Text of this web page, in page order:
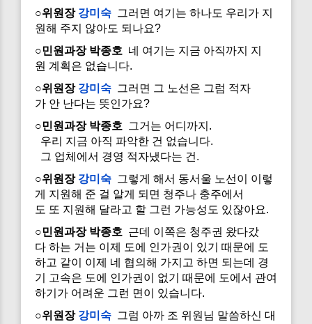
○위원장 강미숙 그러면 여기는 하나도 우리가 지
원해 주지 않아도 되나요?
○민원과장 박종호 네 여기는 지금 아직까지 지
원 계획은 없습니다.
○위원장 강미숙 그러면 그 노선은 그럼 적자
가 안 난다는 뜻인가요?
○민원과장 박종호 그거는 어디까지.
우리 지금 아직 파악한 건 없습니다.
그 업체에서 경영 적자냈다는 건.
○위원장 강미숙 그렇게 해서 동서울 노선이 이렇
게 지원해 준 걸 알게 되면 청주나 충주에서
도 또 지원해 달라고 할 그런 가능성도 있잖아요.
○민원과장 박종호 근데 이쪽은 청주권 왔다갔
다 하는 거는 이제 도에 인가권이 있기 때문에 도
하고 같이 이제 네 협의해 가지고 하면 되는데 경
기 고속은 도에 인가권이 없기 때문에 도에서 관여
하기가 어려운 그런 면이 있습니다.
○위원장 강미숙 그럼 아까 조 위원님 말씀하신 대